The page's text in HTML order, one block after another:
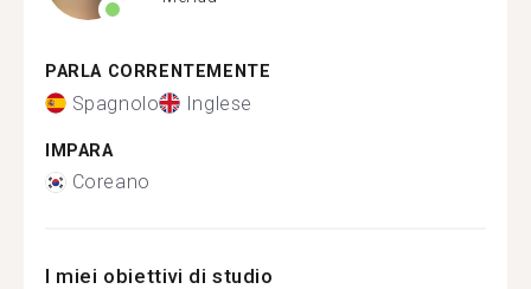
PARLA CORRENTEMENTE
Spagnolo Inglese
IMPARA
Coreano
I miei obiettivi di studio